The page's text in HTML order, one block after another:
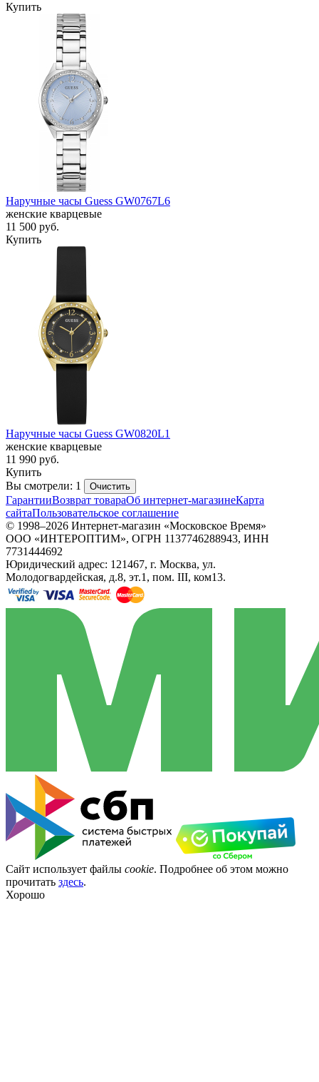
Купить
Наручные часы Guess GW0767L6
женские кварцевые
11 500 руб.
Купить
Наручные часы Guess GW0820L1
женские кварцевые
11 990 руб.
Купить
Вы смотрели: 1
Очистить
ГарантииВозврат товараОб интернет-магазинеКарта
сайтаПользовательское соглашение
© 1998–2026 Интернет-магазин «Московское Время»
ООО «ИНТЕРОПТИМ», ОГРН 1137746288943, ИНН
7731444692
Юридический адрес: 121467, г. Москва, ул.
Молодогвардейская, д.8, эт.1, пом. III, ком13.
Сайт использует файлы cookie. Подробнее об этом можно
прочитать здесь.
Хорошо